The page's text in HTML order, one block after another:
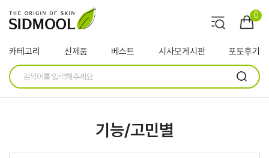
0
카테고리 신제품 베스트 시사모게시판 포토후기
기능/고민별